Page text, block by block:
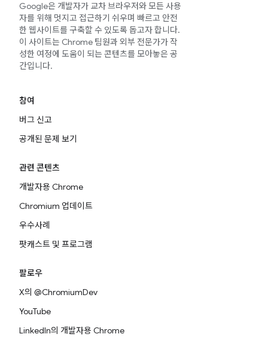
Google은 개발자가 교차 브라우저와 모든 사용
자를 위해 멋지고 접근하기 쉬우며 빠르고 안전
한 웹사이트를 구축할 수 있도록 돕고자 합니다.
이 사이트는 Chrome 팀원과 외부 전문가가 작
성한 여정에 도움이 되는 콘텐츠를 모아놓은 공
간입니다.
참여
버그 신고
공개된 문제 보기
관련 콘텐츠
개발자용 Chrome
Chromium 업데이트
우수사례
팟캐스트 및 프로그램
팔로우
X의 @ChromiumDev
YouTube
LinkedIn의 개발자용 Chrome